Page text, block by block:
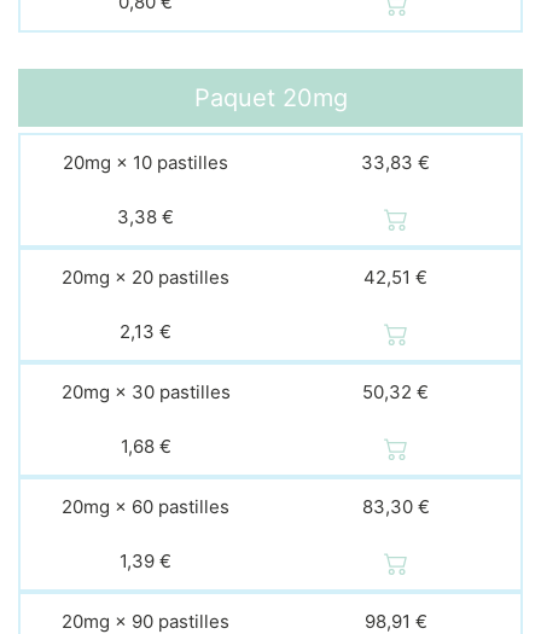
Paquet20mg
20mg × 10 pastilles 33,83 €
3,38 €
20mg × 20 pastilles 42,51 €
2,13 €
20mg × 30 pastilles 50,32 €
1,68 €
20mg × 60 pastilles 83,30 €
1,39 €
20mg × 90 pastilles 98,91 €